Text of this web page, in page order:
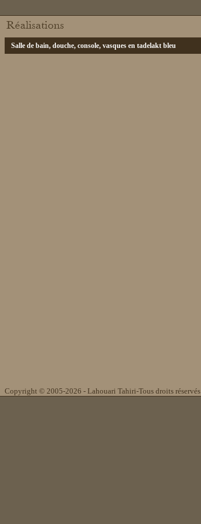
Salle de bain, douche, console, vasques en tadelakt bleu
Copyright © 2005-2026 - Lahouari Tahiri-Tous droits réservés